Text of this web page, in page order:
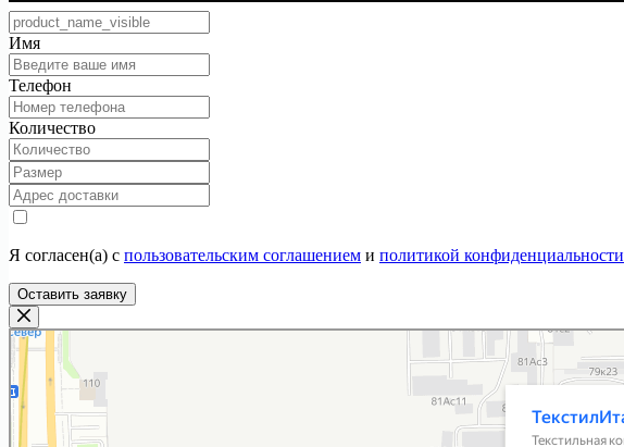
Имя
Телефон
Количество
Я согласен(а) с пользовательским соглашением и политикой конфиденциальности
Оставить заявку
ТекстилИта
Текстильная компания в Москве
Магазин постельных принадлежностей в Москве